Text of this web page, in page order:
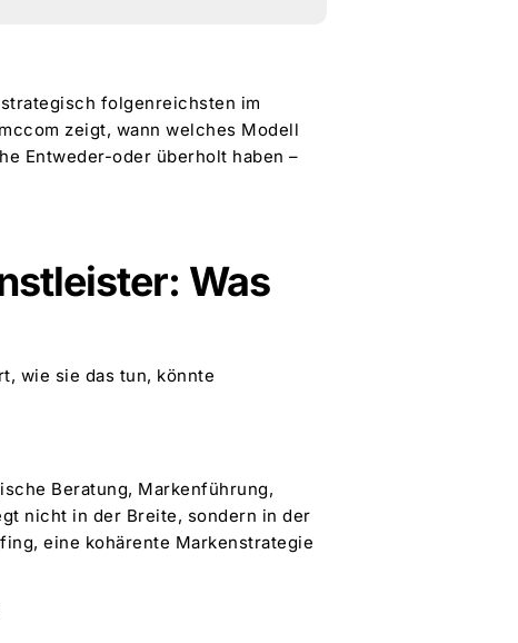
folgenreichsten im
zeigt, wann welches Modell
Entweder-oder überholt haben –
Was
wie sie das tun, könnte
Beratung, Markenführung,
nicht in der Breite, sondern in der
eine kohärente Markenstrategie